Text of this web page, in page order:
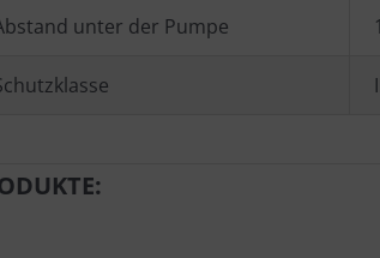
unter der Pumpe